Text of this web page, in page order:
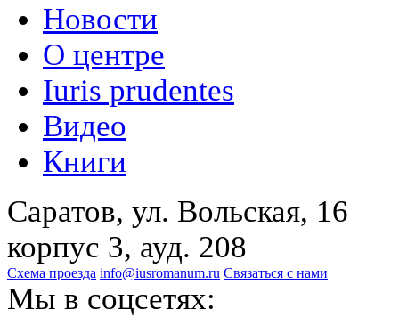
Новости
О центре
Iuris prudentes
Видео
Книги
Саратов, ул. Вольская, 16
корпус 3, ауд. 208
Схема проезда info@iusromanum.ru Связаться с нами
Мы в соцсетях: